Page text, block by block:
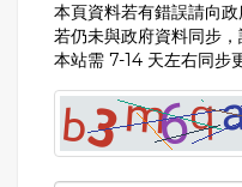
本頁資料若有錯誤請向政
若仍未與政府資料同步，
本站需 7-14 天左右同步